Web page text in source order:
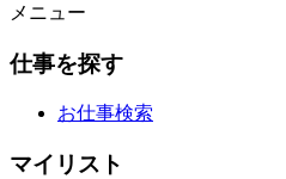
メニュー
仕事を探す
お仕事検索
マイリスト